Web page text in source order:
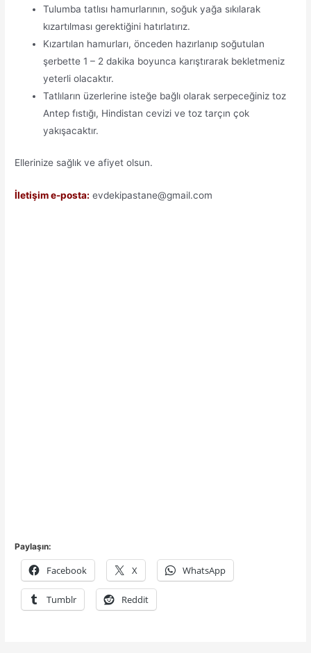
Tulumba tatlısı hamurlarının, soğuk yağa sıkılarak
kızartılması gerektiğini hatırlatırız.
Kızartılan hamurları, önceden hazırlanıp soğutulan
şerbette 1 – 2 dakika boyunca karıştırarak bekletmeniz
yeterli olacaktır.
Tatlıların üzerlerine isteğe bağlı olarak serpeceğiniz toz
Antep fıstığı, Hindistan cevizi ve toz tarçın çok
yakışacaktır.
Ellerinize sağlık ve afiyet olsun.
İletişim e-posta: evdekipastane@gmail.com
Paylaşın:
Facebook X WhatsApp
Tumblr Reddit